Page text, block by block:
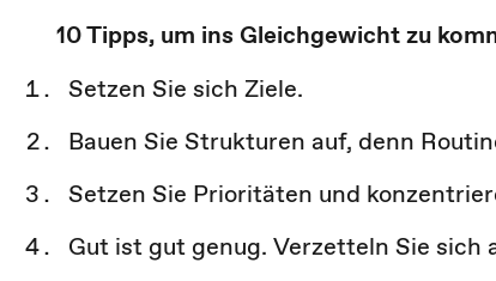
10 Tipps, um ins Gleichgewicht zu
Setzen Sie sich Ziele.
Bauen Sie Strukturen auf, denn
Setzen Sie Prioritäten und
Gut ist gut genug. Verzetteln Sie